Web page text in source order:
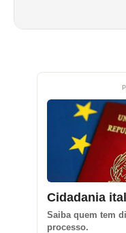
Cidadania
Saiba quem tem
processo.